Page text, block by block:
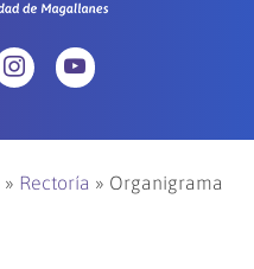
» Rectoría » Organigrama